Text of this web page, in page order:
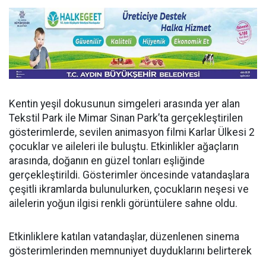
Kentin yeşil dokusunun simgeleri arasında yer alan
Tekstil Park ile Mimar Sinan Park’ta gerçekleştirilen
gösterimlerde, sevilen animasyon filmi Karlar Ülkesi 2
çocuklar ve aileleri ile buluştu. Etkinlikler ağaçların
arasında, doğanın en güzel tonları eşliğinde
gerçekleştirildi. Gösterimler öncesinde vatandaşlara
çeşitli ikramlarda bulunulurken, çocukların neşesi ve
ailelerin yoğun ilgisi renkli görüntülere sahne oldu.
Etkinliklere katılan vatandaşlar, düzenlenen sinema
gösterimlerinden memnuniyet duyduklarını belirterek